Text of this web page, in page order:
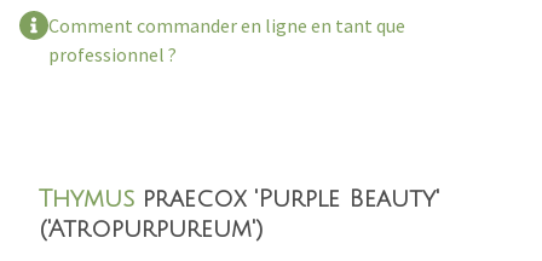
Comment commander en ligne en tant que
professionnel ?
Thymus praecox 'Purple Beauty'
('Atropurpureum')